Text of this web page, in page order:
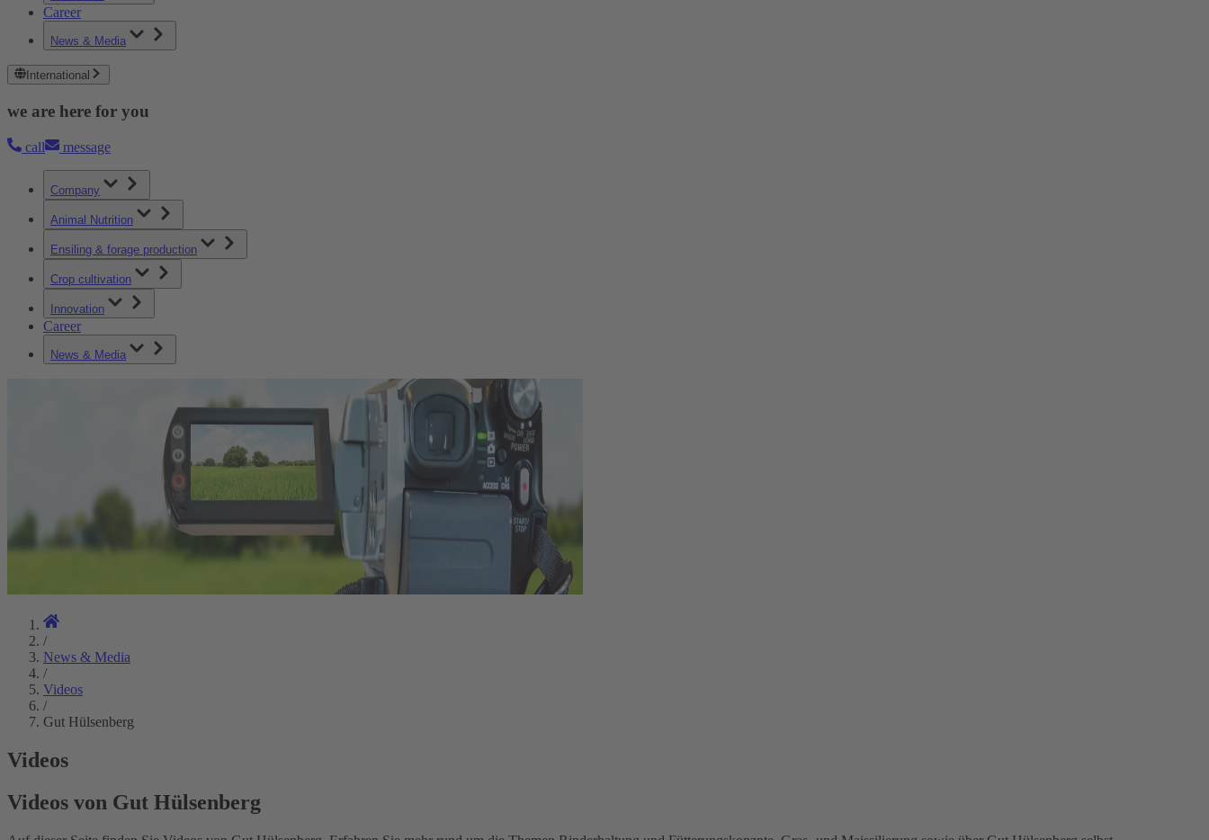
Career
News & Media
International
we are here for you
call message
Company
Animal Nutrition
Ensiling & forage production
Crop cultivation
Innovation
Career
News & Media
/
News & Media
/
Videos
/
Gut Hülsenberg
Videos
Videos von Gut Hülsenberg